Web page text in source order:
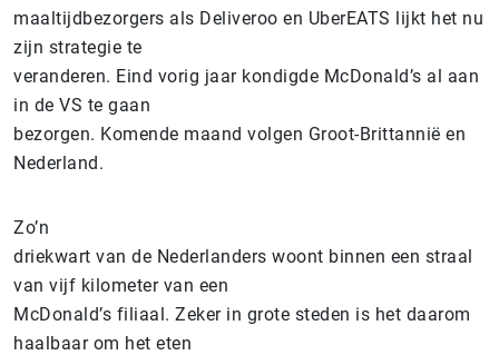
maaltijdbezorgers als Deliveroo en UberEATS lijkt het nu
zijn strategie te
veranderen. Eind vorig jaar kondigde McDonald’s al aan
in de VS te gaan
bezorgen. Komende maand volgen Groot-Brittannië en
Nederland.
Zo’n
driekwart van de Nederlanders woont binnen een straal
van vijf kilometer van een
McDonald’s filiaal. Zeker in grote steden is het daarom
haalbaar om het eten